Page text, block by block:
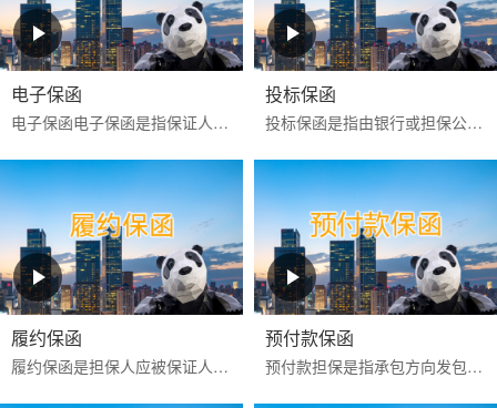
电子保函
电子保函‌‌电子保函是指保证人以使用‌CA证书进行电子签名的数据电文为介质，通过计算机网络向受益人开立的具有法律效力的担保凭证‌。目前更多是银行投标电子保函。电子...
投标保函
投标保函是指由银行或担保公司为投标人向招标人提供的，保证投标人按照招标文件的规定参加招标活动的担保。如果投标人在投标有效期内撤回投标文件，或中标后不签署
履约保函
履约保函是担保人应被保证人申请向工程承包项目中的业主或商品买卖中的买方出具的，保证被保证人严格按照合同约定全面和实际地履行其合同责任和义务的一种保函。
预付款保函
预付款担保是指承包方向发包方提供的，保证承包方履行扣还预付款义务的保证，是发包方预先支付一定数额的款项以供承包方周转使用，保证承包方将这些款项用于指定工程建设和...